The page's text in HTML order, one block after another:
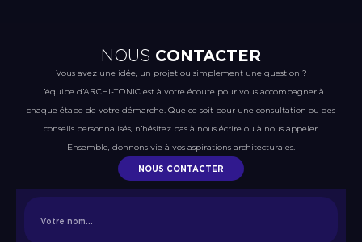
NOUS CONTACTER
Vous avez une idée, un projet ou simplement une question ?
L’équipe d’ARCHI-TONIC est à votre écoute pour vous accompagner à
chaque étape de votre démarche. Que ce soit pour une consultation ou des
conseils personnalisés, n’hésitez pas à nous écrire ou à nous appeler.
Ensemble, donnons vie à vos aspirations architecturales.
NOUS CONTACTER